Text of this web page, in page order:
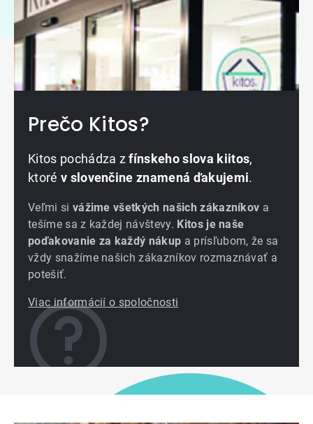
Prečo Kitos?
Kitos pochádza zfínskeho slova kiitos,
ktoré v slovenčine znamená ďakujemi.
Veľmi si vážime všetkých našich zákazníkov a
tešíme sa z každej návštevy. Kitos je naše
poďakovanie za každý nákup a prísľubom, že sa
vždy snažíme našich zákazníkov rozmaznávať a
potešiť.
Viac informácií o spoločnosti